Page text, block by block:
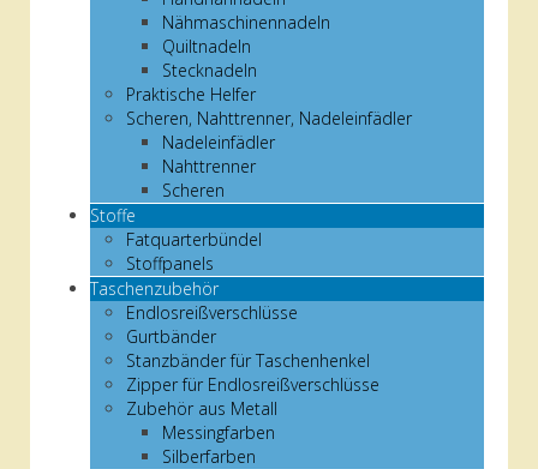
Nähmaschinennadeln
Quiltnadeln
Stecknadeln
Praktische Helfer
Scheren, Nahttrenner, Nadeleinfädler
Nadeleinfädler
Nahttrenner
Scheren
Stoffe
Fatquarterbündel
Stoffpanels
Taschenzubehör
Endlosreißverschlüsse
Gurtbänder
Stanzbänder für Taschenhenkel
Zipper für Endlosreißverschlüsse
Zubehör aus Metall
Messingfarben
Silberfarben